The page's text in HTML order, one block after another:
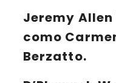
Jeremy Allen
como
Berzatto.